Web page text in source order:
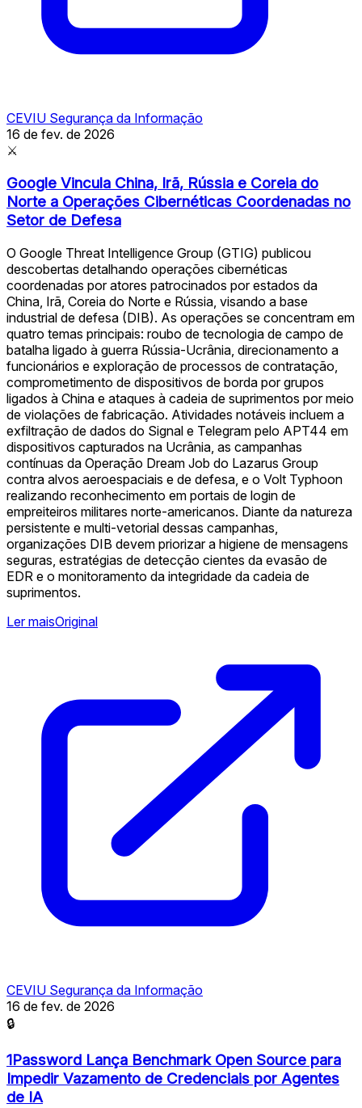
CEVIU Segurança da Informação
16 de fev. de 2026
⚔
Google Vincula China, Irã, Rússia e Coreia do
Norte a Operações Cibernéticas Coordenadas no
Setor de Defesa
O Google Threat Intelligence Group (GTIG) publicou
descobertas detalhando operações cibernéticas
coordenadas por atores patrocinados por estados da
China, Irã, Coreia do Norte e Rússia, visando a base
industrial de defesa (DIB). As operações se concentram em
quatro temas principais: roubo de tecnologia de campo de
batalha ligado à guerra Rússia-Ucrânia, direcionamento a
funcionários e exploração de processos de contratação,
comprometimento de dispositivos de borda por grupos
ligados à China e ataques à cadeia de suprimentos por meio
de violações de fabricação. Atividades notáveis incluem a
exfiltração de dados do Signal e Telegram pelo APT44 em
dispositivos capturados na Ucrânia, as campanhas
contínuas da Operação Dream Job do Lazarus Group
contra alvos aeroespaciais e de defesa, e o Volt Typhoon
realizando reconhecimento em portais de login de
empreiteiros militares norte-americanos. Diante da natureza
persistente e multi-vetorial dessas campanhas,
organizações DIB devem priorizar a higiene de mensagens
seguras, estratégias de detecção cientes da evasão de
EDR e o monitoramento da integridade da cadeia de
suprimentos.
Ler maisOriginal
CEVIU Segurança da Informação
16 de fev. de 2026
🔒
1Password Lança Benchmark Open Source para
Impedir Vazamento de Credenciais por Agentes
de IA